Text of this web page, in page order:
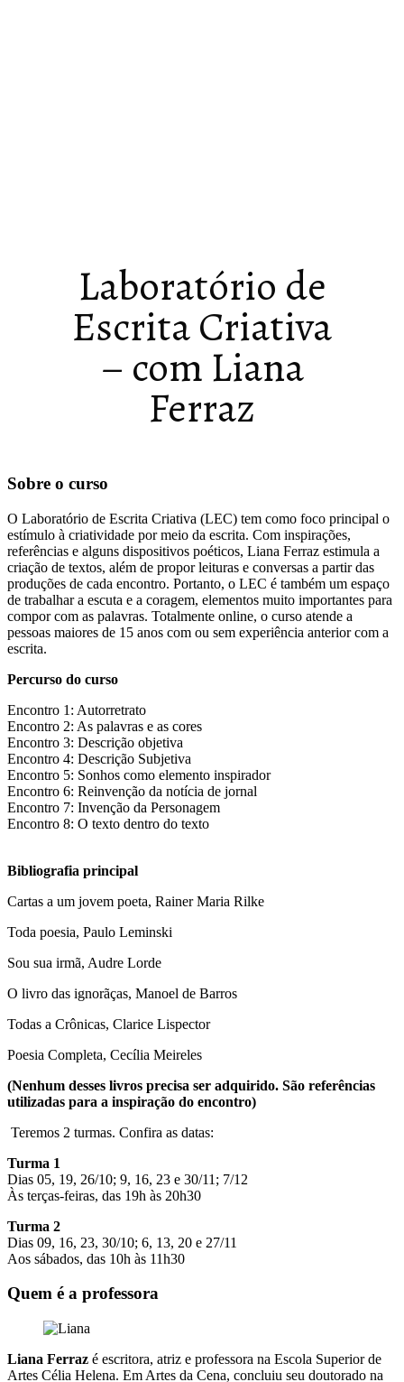
Laboratório de
Escrita Criativa
– com Liana
Ferraz
Sobre o curso
O Laboratório de Escrita Criativa (LEC) tem como foco principal o
estímulo à criatividade por meio da escrita. Com inspirações,
referências e alguns dispositivos poéticos, Liana Ferraz estimula a
criação de textos, além de propor leituras e conversas a partir das
produções de cada encontro. Portanto, o LEC é também um espaço
de trabalhar a escuta e a coragem, elementos muito importantes para
compor com as palavras. Totalmente online, o curso atende a
pessoas maiores de 15 anos com ou sem experiência anterior com a
escrita.
Percurso do curso
Encontro 1: Autorretrato
Encontro 2: As palavras e as cores
Encontro 3: Descrição objetiva
Encontro 4: Descrição Subjetiva
Encontro 5: Sonhos como elemento inspirador
Encontro 6: Reinvenção da notícia de jornal
Encontro 7: Invenção da Personagem
Encontro 8: O texto dentro do texto
Bibliografia principal
Cartas a um jovem poeta, Rainer Maria Rilke
Toda poesia, Paulo Leminski
Sou sua irmã, Audre Lorde
O livro das ignorãças, Manoel de Barros
Todas a Crônicas, Clarice Lispector
Poesia Completa, Cecília Meireles
(Nenhum desses livros precisa ser adquirido. São referências
utilizadas para a inspiração do encontro)
Teremos 2 turmas. Confira as datas:
Turma 1
Dias 05, 19, 26/10; 9, 16, 23 e 30/11; 7/12
Às terças-feiras, das 19h às 20h30
Turma 2
Dias 09, 16, 23, 30/10; 6, 13, 20 e 27/11
Aos sábados, das 10h às 11h30
Quem é a professora
Liana Ferraz é escritora, atriz e professora na Escola Superior de
Artes Célia Helena. Em Artes da Cena, concluiu seu doutorado na